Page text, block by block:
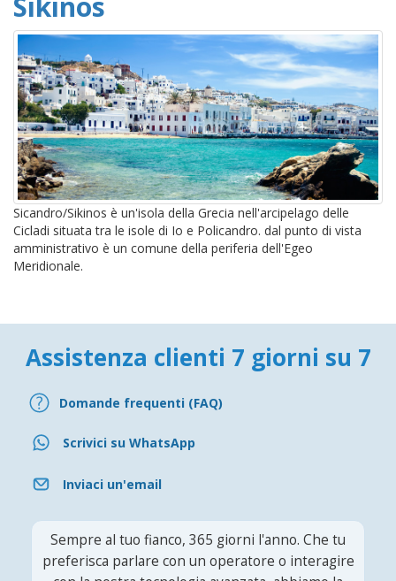
Sicandro/Sikinos è un'isola della Grecia nell'arcipelago delle
Cicladi situata tra le isole di Io e Policandro. dal punto di vista
amministrativo è un comune della periferia dell'Egeo
Meridionale.
Assistenza clienti 7 giorni su 7
Domande frequenti (FAQ)
Scrivici su WhatsApp
Inviaci un'email
Sempre al tuo fianco, 365 giorni l'anno. Che tu
preferisca parlare con un operatore o interagire